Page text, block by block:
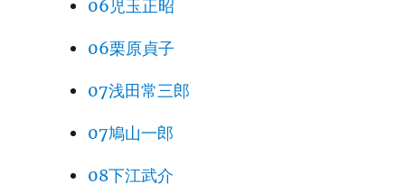
06児玉正昭
06栗原貞子
07浅田常三郎
07鳩山一郎
08下江武介